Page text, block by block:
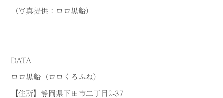
（写真提供：ロロ黒船）
DATA
ロロ黒船（ロロくろふね）
【住所】静岡県下田市二丁目2-37